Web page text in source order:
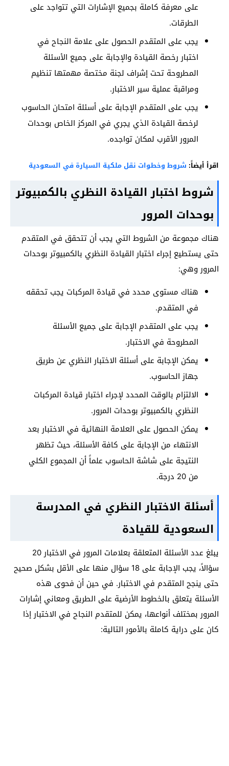
على معرفة كاملة بجميع الإشارات التي تتواجد على
الطرقات.
يجب على المتقدم الحصول على علامة النجاح في
اختبار رخصة القيادة والإجابة على جميع الأسئلة
المطروحة تحت إشراف لجنة مختصة مهمتها تنظيم
ومراقبة عملية سير الاختبار.
يجب على المتقدم الإجابة على أسئلة امتحان الحاسوب
لرخصة القيادة الذي يجري في المركز الخاص بوحدات
المرور الأقرب لمكان تواجده.
اقرأ أيضاً: شروط وخطوات نقل ملكية السيارة في السعودية
شروط اختبار القيادة النظري بالكمبيوتر
بوحدات المرور
هناك مجموعة من الشروط التي يجب أن تتحقق في المتقدم
حتى يستطيع إجراء اختبار القيادة النظري بالكمبيوتر بوحدات
المرور وهي:
هناك مستوى محدد في قيادة المركبات يجب تحققه
في المتقدم.
يجب على المتقدم الإجابة على جميع الأسئلة
المطروحة في الاختبار.
يمكن الإجابة على أسئلة الاختبار النظري عن طريق
جهاز الحاسوب.
الالتزام بالوقت المحدد لإجراء اختبار قيادة المركبات
النظري بالكمبيوتر بوحدات المرور.
يمكن الحصول على العلامة النهائية في الاختبار بعد
الانتهاء من الإجابة على كافة الأسئلة، حيث تظهر
النتيجة على شاشة الحاسوب علماً أن المجموع الكلي
من 20 درجة.
أسئلة الاختبار النظري في المدرسة
السعودية للقيادة
يبلغ عدد الأسئلة المتعلقة بعلامات المرور في الاختبار 20
سؤالاً، يجب الإجابة على 18 سؤال منها على الأقل بشكل صحيح
حتى ينجح المتقدم في الاختبار. في حين أن فحوى هذه
الأسئلة يتعلق بالخطوط الأرضية على الطريق ومعاني إشارات
المرور بمختلف أنواعها، يمكن للمتقدم النجاح في الاختبار إذا
كان على دراية كاملة بالأمور التالية: